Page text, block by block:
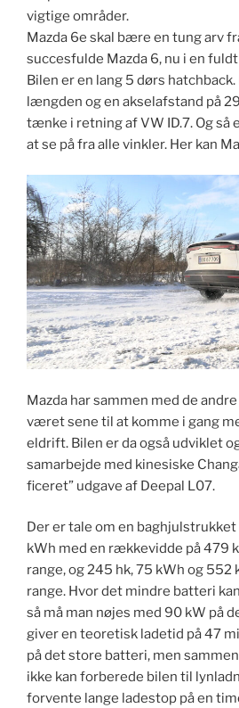
vigtige områder.
Mazda 6e skal bære en tung arv
succesfulde Mazda 6, nu i en
Bilen er en lang 5 dørs
længden og en akselafstand på
tænke i retning af VW ID.7. Og så
at se på fra alle vinkler. Her kan
Mazda har sammen med de
været sene til at komme i gang
eldrift. Bilen er da også udviklet
samarbejde med kinesiske
ficeret” udgave af Deepal L07.
Der er tale om en
kWh med en rækkevidde på 479
range, og 245 hk, 75 kWh og 552
range. Hvor det mindre batteri
så må man nøjes med 90 kW på
giver en teoretisk ladetid på 47
på det store batteri, men
ikke kan forberede bilen til
forvente lange ladestop på en